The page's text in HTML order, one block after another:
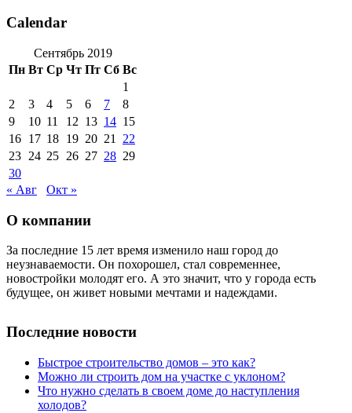
Calendar
Сентябрь 2019
Пн Вт Ср Чт Пт Сб Вс
1
2
3 4 5 6 7
8
9
10 11 12 13 14 15
16 17 18 19 20 21
22
23 24 25 26 27 28 29
30
« Авг
Окт »
О компании
За последние 15 лет время изменило наш город до
неузнаваемости. Он похорошел, стал современнее,
новостройки молодят его. А это значит, что у города есть
будущее, он живет новыми мечтами и надеждами.
Последние новости
Быстрое строительство домов – это как?
Можно ли строить дом на участке с уклоном?
Что нужно сделать в своем доме до наступления
холодов?